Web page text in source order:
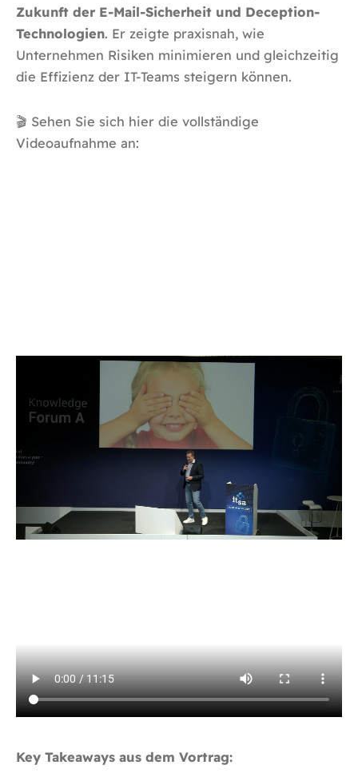
Zukunft der E-Mail-Sicherheit und Deception-
Technologien. Er zeigte praxisnah, wie
Unternehmen Risiken minimieren und gleichzeitig
die Effizienz der IT-Teams steigern können.
🎬 Sehen Sie sich hier die vollständige
Videoaufnahme an:
Key Takeaways aus dem Vortrag: